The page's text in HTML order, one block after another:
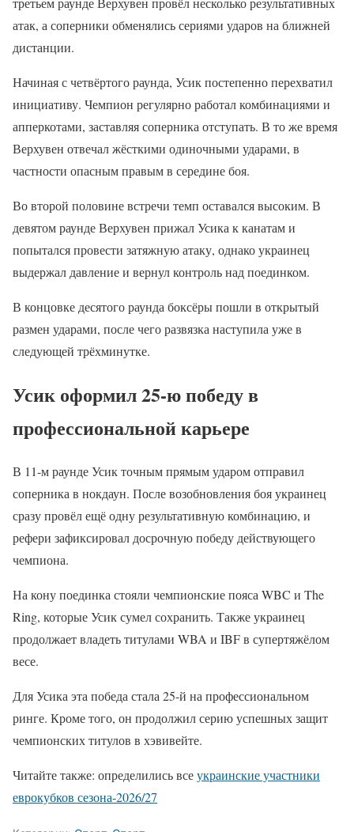
атак, а соперники обменялись сериями ударов на ближней
дистанции.
Начиная с четвёртого раунда, Усик постепенно перехватил
инициативу. Чемпион регулярно работал комбинациями и
апперкотами, заставляя соперника отступать. В то же время
Верхувен отвечал жёсткими одиночными ударами, в
частности опасным правым в середине боя.
Во второй половине встречи темп оставался высоким. В
девятом раунде Верхувен прижал Усика к канатам и
попытался провести затяжную атаку, однако украинец
выдержал давление и вернул контроль над поединком.
В концовке десятого раунда боксёры пошли в открытый
размен ударами, после чего развязка наступила уже в
следующей трёхминутке.
Усик оформил 25-ю победу в
профессиональной карьере
В 11-м раунде Усик точным прямым ударом отправил
соперника в нокдаун. После возобновления боя украинец
сразу провёл ещё одну результативную комбинацию, и
рефери зафиксировал досрочную победу действующего
чемпиона.
На кону поединка стояли чемпионские пояса WBC и The
Ring, которые Усик сумел сохранить. Также украинец
продолжает владеть титулами WBA и IBF в супертяжёлом
весе.
Для Усика эта победа стала 25-й на профессиональном
ринге. Кроме того, он продолжил серию успешных защит
чемпионских титулов в хэвивейте.
Читайте также: определились всеукраинские участники
еврокубков сезона-2026/27